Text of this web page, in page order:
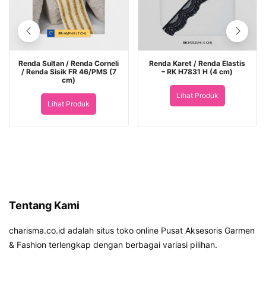
Renda Sultan / Renda Corneli
/ Renda Sisik FR 46/PMS (7
cm)
Lihat Produk
Renda Karet / Renda Elastis
– RK H7831 H (4 cm)
Lihat Produk
Tentang Kami
charisma.co.id adalah situs toko online Pusat Aksesoris Garmen
& Fashion terlengkap dengan berbagai variasi pilihan.